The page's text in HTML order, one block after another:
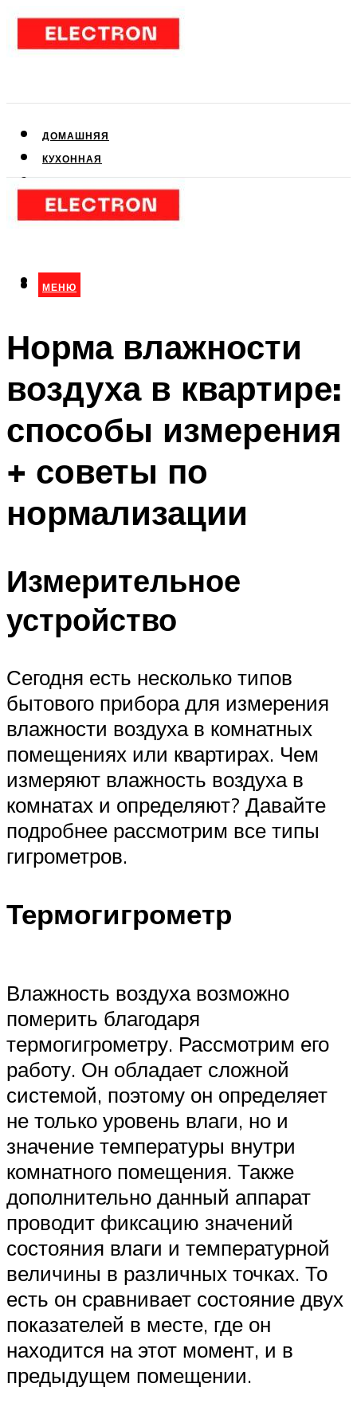
ДОМАШНЯЯ
КУХОННАЯ
КЛИМАТИЧЕСКАЯ
МЕНЮ
МЕНЮ
Норма влажности
воздуха в квартире:
способы измерения
+ советы по
нормализации
Измерительное
устройство
Сегодня есть несколько типов
бытового прибора для измерения
влажности воздуха в комнатных
помещениях или квартирах. Чем
измеряют влажность воздуха в
комнатах и определяют? Давайте
подробнее рассмотрим все типы
гигрометров.
Термогигрометр
Влажность воздуха возможно
померить благодаря
термогигрометру. Рассмотрим его
работу. Он обладает сложной
системой, поэтому он определяет
не только уровень влаги, но и
значение температуры внутри
комнатного помещения. Также
дополнительно данный аппарат
проводит фиксацию значений
состояния влаги и температурной
величины в различных точках. То
есть он сравнивает состояние двух
показателей в месте, где он
находится на этот момент, и в
предыдущем помещении.